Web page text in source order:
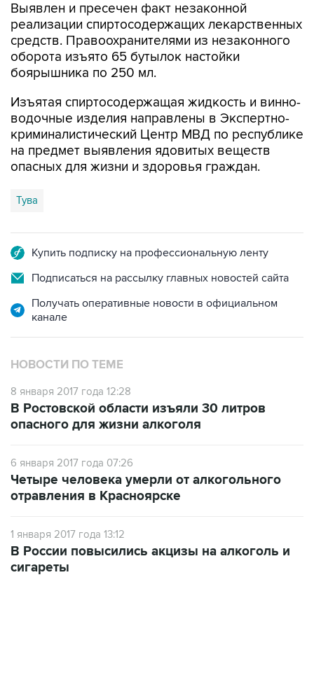
Выявлен и пресечен факт незаконной
реализации спиртосодержащих лекарственных
средств. Правоохранителями из незаконного
оборота изъято 65 бутылок настойки
боярышника по 250 мл.
Изъятая спиртосодержащая жидкость и винно-
водочные изделия направлены в Экспертно-
криминалистический Центр МВД по республике
на предмет выявления ядовитых веществ
опасных для жизни и здоровья граждан.
Тува
Купить подписку на профессиональную ленту
Подписаться на рассылку главных новостей сайта
Получать оперативные новости в официальном
канале
НОВОСТИ ПО ТЕМЕ
8 января 2017 года 12:28
В Ростовской области изъяли 30 литров
опасного для жизни алкоголя
6 января 2017 года 07:26
Четыре человека умерли от алкогольного
отравления в Красноярске
1 января 2017 года 13:12
В России повысились акцизы на алкоголь и
сигареты